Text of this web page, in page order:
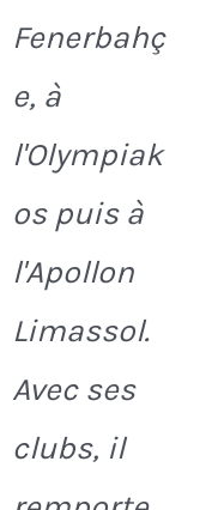
Fenerbahç
e, à
l'Olympiak
os puis à
l'Apollon
Limassol.
Avec ses
clubs, il